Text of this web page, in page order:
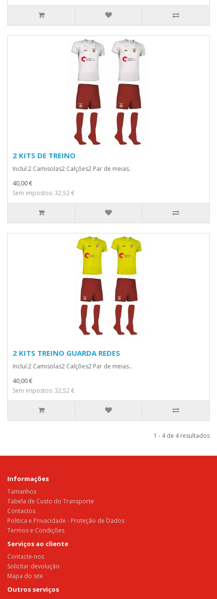
2 KITS DE TREINO
Incluí:2 Camisolas2 Calções2 Par de meias..
40,00 €
Sem impostos: 32,52 €
2 KITS TREINO GUARDA REDES
Incluí:2 Camisolas2 Calções2 Par de meias..
40,00 €
Sem impostos: 32,52 €
1 - 4 de 4 resultados
Informações
Tamanhos
Tabela de Custo do Transporte
Contactos
Politica e Privacidade - Proteção de Dados
Termos e Condições
Serviços ao cliente
Contacte-nos
Solicitar devolução
Mapa do site
Outros serviços